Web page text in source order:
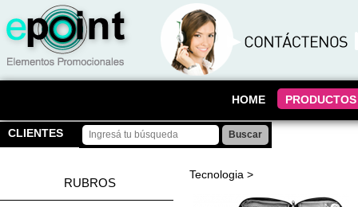
HOME PRODUCTOS
CLIENTES
RUBROS
Tecnologia >